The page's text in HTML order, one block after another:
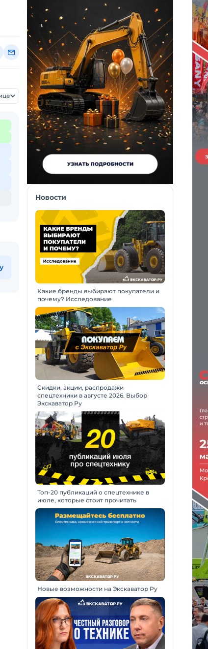
Новости
Какие бренды выбирают покупатели и
почему? Исследование
Скидки, акции, распродажи
спецтехники в августе 2026. Выбор
Экскаватор Ру
Топ-20 публикаций о спецтехнике в
июле, которые стоит прочитать
Новые возможности на Экскаватор Ру